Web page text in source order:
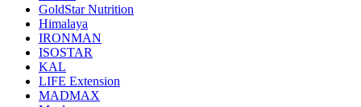
GoldStar Nutrition
Himalaya
IRONMAN
ISOSTAR
KAL
LIFE Extension
MADMAX